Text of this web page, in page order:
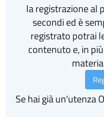
la registrazione al
secondi ed è
registrato potrai
contenuto e, in
Se hai già un'utenza